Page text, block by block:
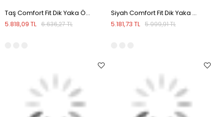
Taş Comfort Fit Dik Yaka Önü Fermuarlı Mevsimlik Mont
5.818,09 TL 6.636,27 TL
Siyah Comfort Fit Dik Yaka Önü Fermuarlı Mevsimlik Mont
5.181,73 TL 5.999,91 TL